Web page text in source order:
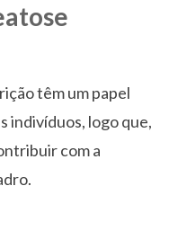
têm um papel
indivíduos, logo que,
com a